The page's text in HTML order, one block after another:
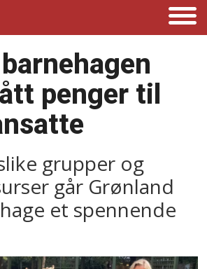
penger til
grupper og
går Grønland
et spennende